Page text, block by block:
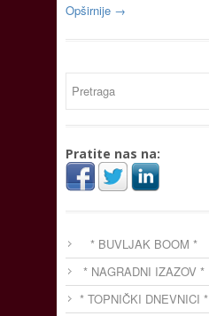
Opširnije →
Pratite nas na:
* BUVLJAK BOOM *
* NAGRADNI IZAZOV *
* TOPNIČKI DNEVNICI *